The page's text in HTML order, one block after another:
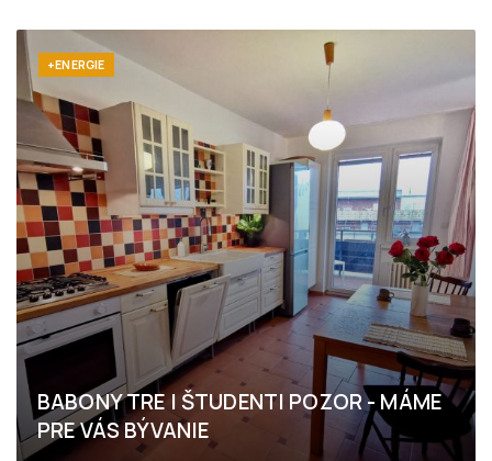
+ENERGIE
BABONY TRE I ŠTUDENTI POZOR - MÁME
PRE VÁS BÝVANIE